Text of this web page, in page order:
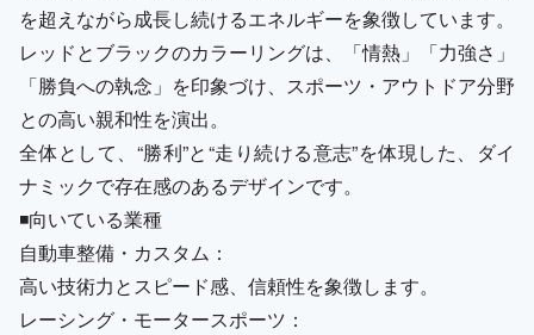
を超えながら成長し続けるエネルギーを象徴しています。
レッドとブラックのカラーリングは、「情熱」「力強さ」
「勝負への執念」を印象づけ、スポーツ・アウトドア分野
との高い親和性を演出。
全体として、“勝利”と“走り続ける意志”を体現した、ダイ
ナミックで存在感のあるデザインです。
◾️向いている業種
自動車整備・カスタム：
高い技術力とスピード感、信頼性を象徴します。
レーシング・モータースポーツ：